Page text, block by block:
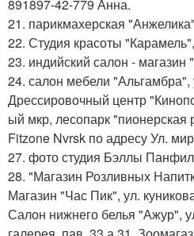
891897-42-779 Анна.
21. парикмахерская
22. Студия красоты
23. индийский салон -
24. салон мебели "Альгамбра",
Дрессировочный центр
ый мкр, лесопарк
Fitzone Nvrsk по адресу Ул.
27. фото студия Бэллы
28. "Магазин Розливных
Магазин "Час Пик", ул.
Салон нижнего белья "Ажур",